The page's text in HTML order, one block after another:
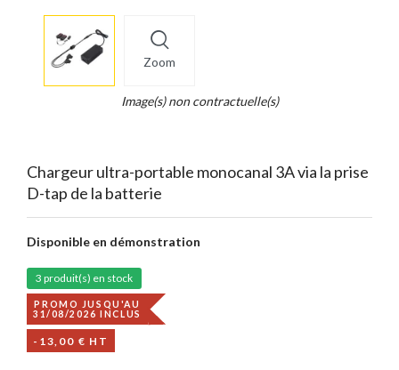
Zoom
info
Image(s) non contractuelle(s)
Chargeur ultra-portable monocanal 3A via la prise
D-tap de la batterie
Disponible en démonstration
3 produit(s) en stock
PROMO JUSQU'AU
31/08/2026 INCLUS
-13,00 € HT